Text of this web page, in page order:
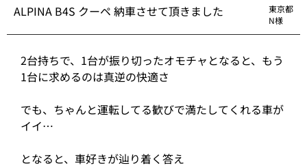
ALPINA B4S クーペ 納車させて頂きました
東京都
N様
2台持ちで、1台が振り切ったオモチャとなると、もう
1台に求めるのは真逆の快適さ
でも、ちゃんと運転してる歓びで満たしてくれる車が
イイ…
となると、車好きが辿り着く答え